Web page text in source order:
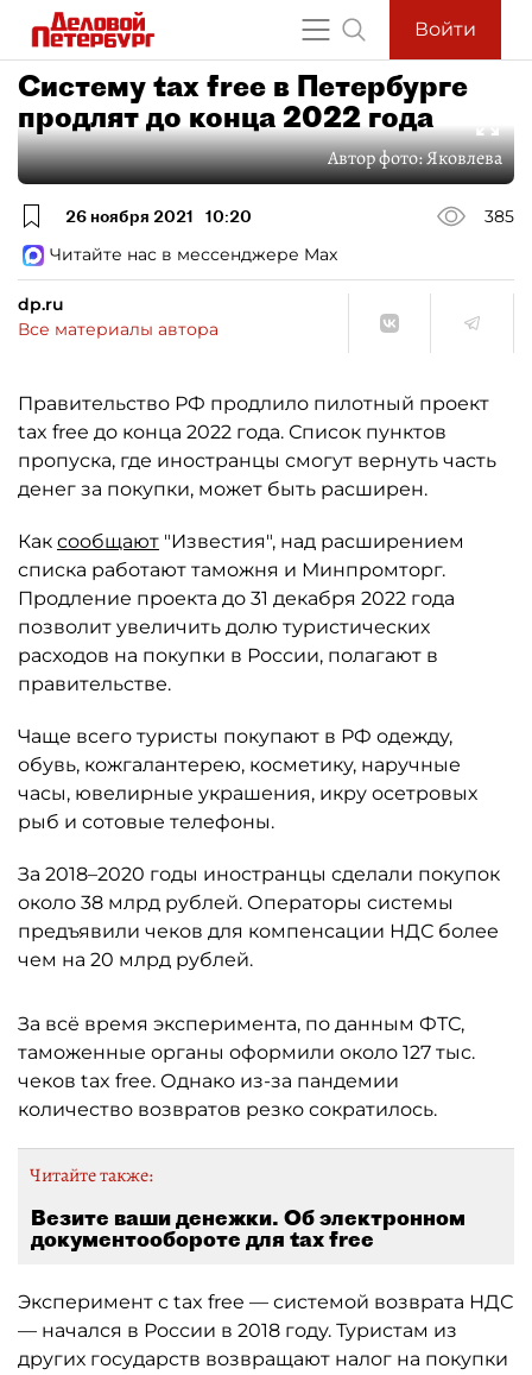
Войти
Систему tax free в Петербурге
продлят до конца 2022 года
Автор фото:Яковлева
26 ноября 2021 10:20
385
Читайте нас в мессенджере Max
dp.ru
Все материалы автора
Правительство РФ продлило пилотный проект
tax free до конца 2022 года. Список пунктов
пропуска, где иностранцы смогут вернуть часть
денег за покупки, может быть расширен.
Как сообщают "Известия", над расширением
списка работают таможня и Минпромторг.
Продление проекта до 31 декабря 2022 года
позволит увеличить долю туристических
расходов на покупки в России, полагают в
правительстве.
Чаще всего туристы покупают в РФ одежду,
обувь, кожгалантерею, косметику, наручные
часы, ювелирные украшения, икру осетровых
рыб и сотовые телефоны.
За 2018–2020 годы иностранцы сделали покупок
около 38 млрд рублей. Операторы системы
предъявили чеков для компенсации НДС более
чем на 20 млрд рублей.
За всё время эксперимента, по данным ФТС,
таможенные органы оформили около 127 тыс.
чеков tax free. Однако из-за пандемии
количество возвратов резко сократилось.
Читайте также:
Везите ваши денежки. Об электронном
документообороте для tax free
Эксперимент с tax free — системой возврата НДС
— начался в России в 2018 году. Туристам из
других государств возвращают налог на покупки